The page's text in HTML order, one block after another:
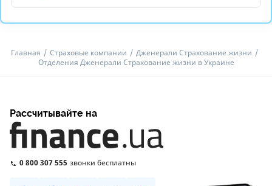
Главная Страховые компании
Дженерали Страхование жизни
Отделения Дженерали Страхование жизни в Украине
Рассчитывайте на
0 800 307 555 звонки бесплатны